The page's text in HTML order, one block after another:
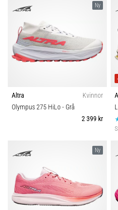
hälsmärta
under
eller
efter
löpning?
vanligaste
orsakerna
Vad
det…
Visa
Ny
Altra
Kvinnor
Olympus 275 HiLo- Grå
2 399 kr
Ny